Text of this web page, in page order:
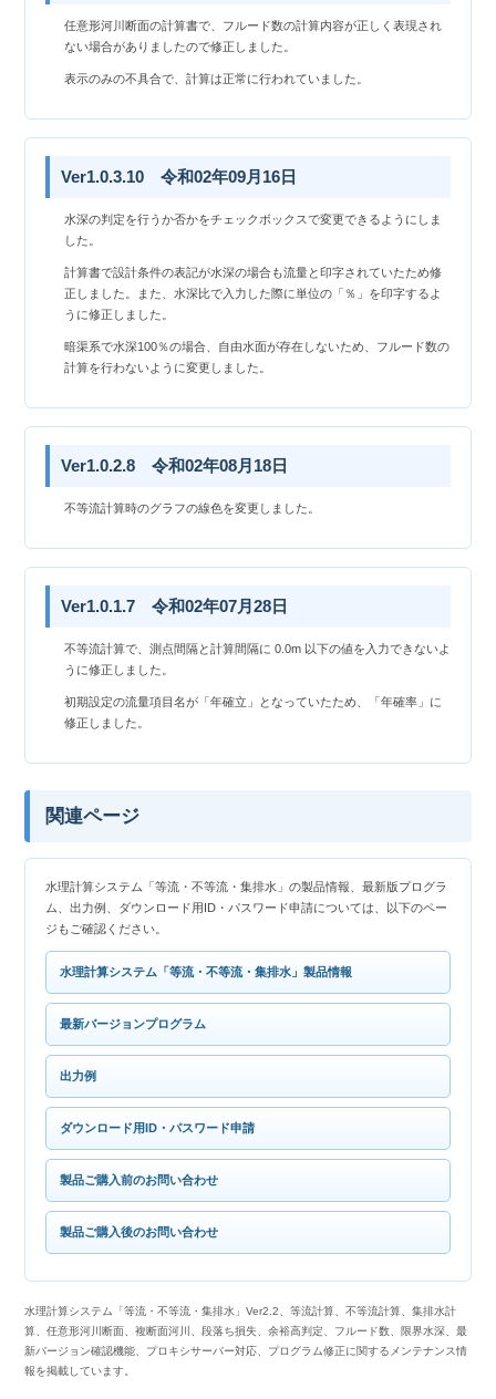
任意形河川断面の計算書で、フルード数の計算内容が正しく表現され
ない場合がありましたので修正しました。
表示のみの不具合で、計算は正常に行われていました。
Ver1.0.3.10 令和02年09月16日
水深の判定を行うか否かをチェックボックスで変更できるようにしま
した。
計算書で設計条件の表記が水深の場合も流量と印字されていたため修
正しました。また、水深比で入力した際に単位の「％」を印字するよ
うに修正しました。
暗渠系で水深100％の場合、自由水面が存在しないため、フルード数の
計算を行わないように変更しました。
Ver1.0.2.8 令和02年08月18日
不等流計算時のグラフの線色を変更しました。
Ver1.0.1.7 令和02年07月28日
不等流計算で、測点間隔と計算間隔に 0.0m 以下の値を入力できないよ
うに修正しました。
初期設定の流量項目名が「年確立」となっていたため、「年確率」に
修正しました。
関連ページ
水理計算システム「等流・不等流・集排水」の製品情報、最新版プログラ
ム、出力例、ダウンロード用ID・パスワード申請については、以下のペー
ジもご確認ください。
水理計算システム「等流・不等流・集排水」製品情報
最新バージョンプログラム
出力例
ダウンロード用ID・パスワード申請
製品ご購入前のお問い合わせ
製品ご購入後のお問い合わせ
水理計算システム「等流・不等流・集排水」Ver2.2、等流計算、不等流計算、集排水計
算、任意形河川断面、複断面河川、段落ち損失、余裕高判定、フルード数、限界水深、最
新バージョン確認機能、プロキシサーバー対応、プログラム修正に関するメンテナンス情
報を掲載しています。